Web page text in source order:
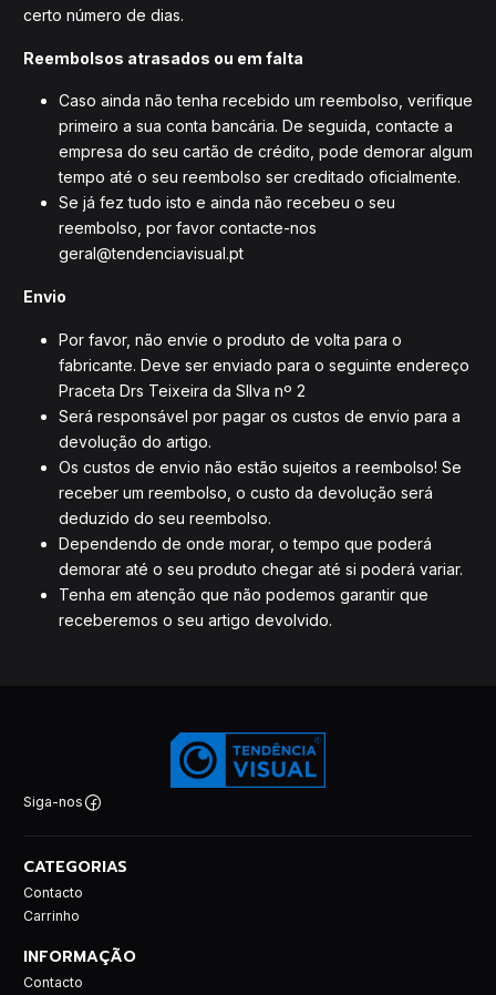
certo número de dias.
Reembolsos atrasados ou em falta
Caso ainda não tenha recebido um reembolso, verifique
primeiro a sua conta bancária. De seguida, contacte a
empresa do seu cartão de crédito, pode demorar algum
tempo até o seu reembolso ser creditado oficialmente.
Se já fez tudo isto e ainda não recebeu o seu
reembolso, por favor contacte-nos
geral@tendenciavisual.pt
Envio
Por favor, não envie o produto de volta para o
fabricante. Deve ser enviado para o seguinte endereço
Praceta Drs Teixeira da SIlva nº 2
Será responsável por pagar os custos de envio para a
devolução do artigo.
Os custos de envio não estão sujeitos a reembolso! Se
receber um reembolso, o custo da devolução será
deduzido do seu reembolso.
Dependendo de onde morar, o tempo que poderá
demorar até o seu produto chegar até si poderá variar.
Tenha em atenção que não podemos garantir que
receberemos o seu artigo devolvido.
Siga-nos
CATEGORIAS
Contacto
Carrinho
INFORMAÇÃO
Contacto